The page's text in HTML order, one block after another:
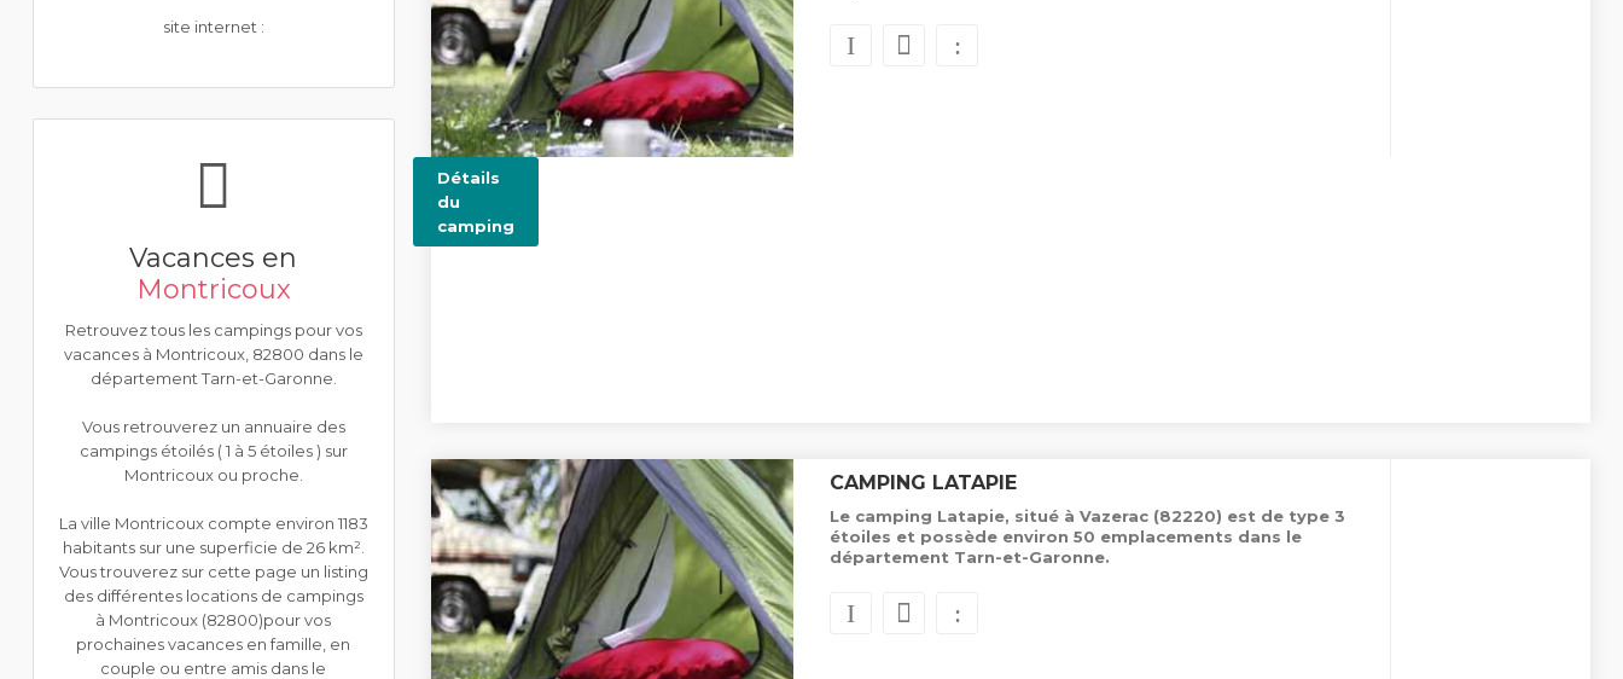
site internet :
Vacances en
Montricoux
Retrouvez tous les campings pour vos
vacances à Montricoux, 82800 dans le
département Tarn-et-Garonne.
Vous retrouverez un annuaire des
campings étoilés ( 1 à 5 étoiles ) sur
Montricoux ou proche.
La ville Montricoux compte environ 1183
habitants sur une superficie de 26 km².
Vous trouverez sur cette page un listing
des différentes locations de campings
à Montricoux (82800)pour vos
prochaines vacances en famille, en
couple ou entre amis dans le
Détails
du
camping
CAMPING LATAPIE
Le camping Latapie, situé à Vazerac (82220) est de type 3
étoiles et possède environ 50 emplacements dans le
département Tarn-et-Garonne.